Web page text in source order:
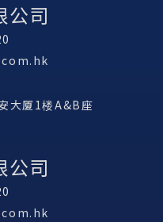
公司
大厦1楼A&B座
公司